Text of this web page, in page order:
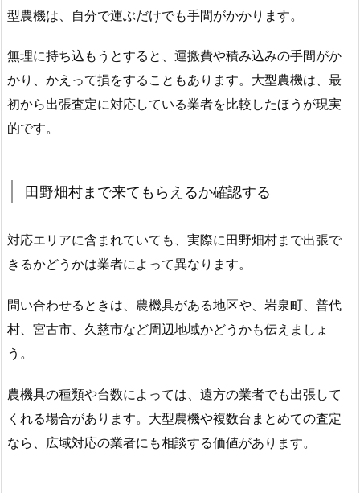
型農機は、自分で運ぶだけでも手間がかかります。
無理に持ち込もうとすると、運搬費や積み込みの手間がか
かり、かえって損をすることもあります。大型農機は、最
初から出張査定に対応している業者を比較したほうが現実
的です。
田野畑村まで来てもらえるか確認する
対応エリアに含まれていても、実際に田野畑村まで出張で
きるかどうかは業者によって異なります。
問い合わせるときは、農機具がある地区や、岩泉町、普代
村、宮古市、久慈市など周辺地域かどうかも伝えましょ
う。
農機具の種類や台数によっては、遠方の業者でも出張して
くれる場合があります。大型農機や複数台まとめての査定
なら、広域対応の業者にも相談する価値があります。